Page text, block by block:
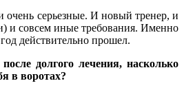
серьезные. И новый тренер, и
и совсем иные требования. Именно
действительно прошел.
долгого лечения, насколько
в воротах?